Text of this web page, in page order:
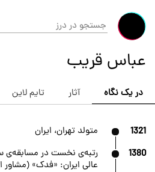
عباس قریب
در یک نگاه آثار تایم لاین
1321 متولد تهران، ایران
1380
رتبه‌ی نخست در مسابقه‌ی
عالی ایران: «فدک» (مشاور